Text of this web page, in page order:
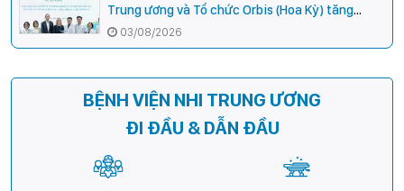
Trung ương và Tổ chức Orbis (Hoa Kỳ) tăng
cường hợp tác, mở rộng cơ hội bảo vệ thị lực
cho trẻ em Việt Nam
03/08/2026
BỆNH VIỆN NHI TRUNG ƯƠNG
ĐI ĐẦU & DẪN ĐẦU